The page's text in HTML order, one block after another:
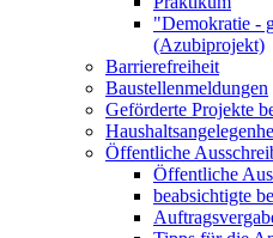
"Demokratie -
(Azubiprojekt)
Barrierefreiheit
Baustellenmeldungen
Geförderte Projekte
Öffentliche
Öffentliche
beabsichtigte